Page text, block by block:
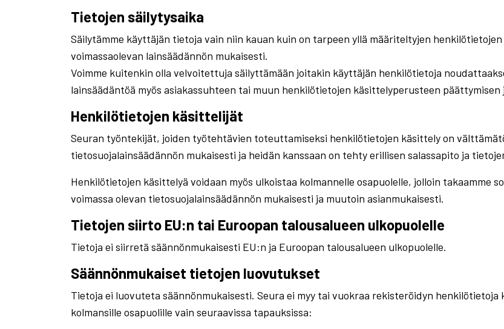
Tietojen säilytysaika
Säilytämme käyttäjän tietoja vain niin kauan kuin on tarpeen yllä määriteltyjen
voimassaolevan lainsäädännön mukaisesti.
Voimme kuitenkin olla velvoitettuja säilyttämään joitakin käyttäjän henkilötietoja
lainsäädäntöä myös asiakassuhteen tai muun henkilötietojen käsittelyperusteen päättymisen
Henkilötietojen käsittelijät
Seuran työntekijät, joiden työtehtävien toteuttamiseksi henkilötietojen käsittely on
tietosuojalainsäädännön mukaisesti ja heidän kanssaan on tehty erillisen salassapito ja
Henkilötietojen käsittelyä voidaan myös ulkoistaa kolmannelle osapuolelle, jolloin takaamme
voimassa olevan tietosuojalainsäädännön mukaisesti ja muutoin asianmukaisesti.
Tietojen siirto EU:n tai Euroopan talousalueen ulkopuolelle
Tietoja ei siirretä säännönmukaisesti EU:n ja Euroopan talousalueen ulkopuolelle.
Säännönmukaiset tietojen luovutukset
Tietoja ei luovuteta säännönmukaisesti. Seura ei myy tai vuokraa rekisteröidyn
kolmansille osapuolille vain seuraavissa tapauksissa: